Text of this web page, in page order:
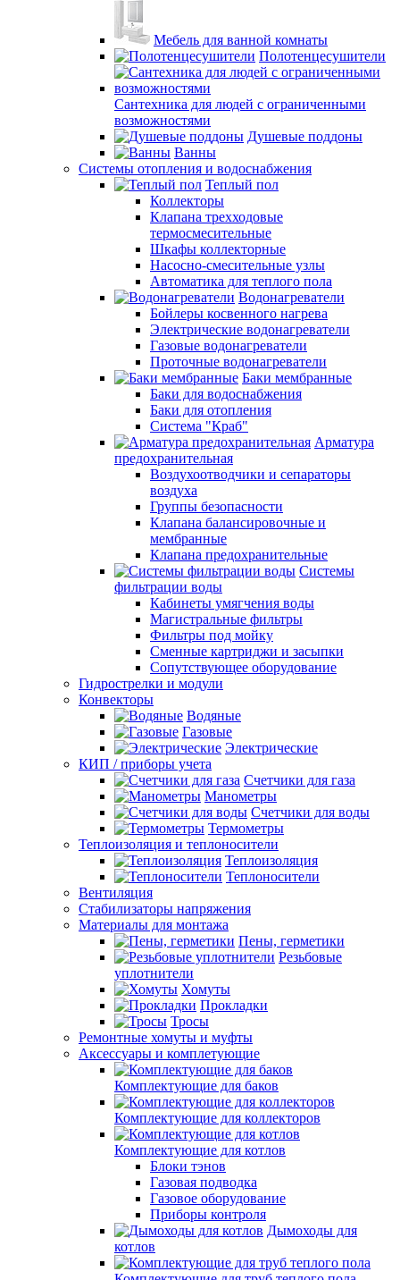
Мебель для ванной комнаты
Полотенцесушители
Сантехника для людей с ограниченными
возможностями
Душевые поддоны
Ванны
Системы отопления и водоснабжения
Теплый пол
Коллекторы
Клапана трехходовые
термосмесительные
Шкафы коллекторные
Насосно-смесительные узлы
Автоматика для теплого пола
Водонагреватели
Бойлеры косвенного нагрева
Электрические водонагреватели
Газовые водонагреватели
Проточные водонагреватели
Баки мембранные
Баки для водоснабжения
Баки для отопления
Система "Краб"
Арматура
предохранительная
Воздухоотводчики и сепараторы
воздуха
Группы безопасности
Клапана балансировочные и
мембранные
Клапана предохранительные
Системы
фильтрации воды
Кабинеты умягчения воды
Магистральные фильтры
Фильтры под мойку
Сменные картриджи и засыпки
Сопутствующее оборудование
Гидрострелки и модули
Конвекторы
Водяные
Газовые
Электрические
КИП / приборы учета
Счетчики для газа
Манометры
Счетчики для воды
Термометры
Теплоизоляция и теплоносители
Теплоизоляция
Теплоносители
Вентиляция
Стабилизаторы напряжения
Материалы для монтажа
Пены, герметики
Резьбовые
уплотнители
Хомуты
Прокладки
Тросы
Ремонтные хомуты и муфты
Аксессуары и комплетующие
Комплектующие для баков
Комплектующие для коллекторов
Комплектующие для котлов
Блоки тэнов
Газовая подводка
Газовое оборудование
Приборы контроля
Дымоходы для
котлов